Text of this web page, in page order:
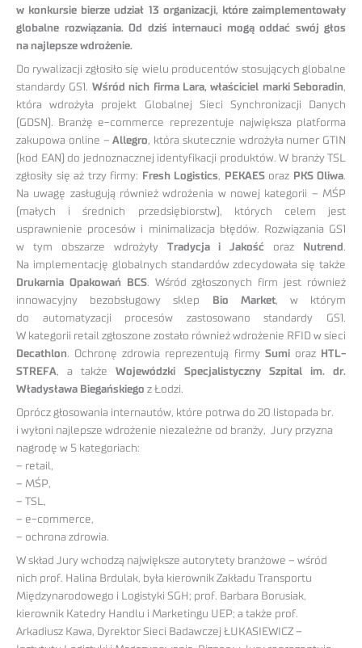
w konkursie bierze udział 13 organizacji, które zaimplementowały
globalne rozwiązania. Od dziś internauci mogą oddać swój głos
na najlepsze wdrożenie.
Do rywalizacji zgłosiło się wielu producentów stosujących globalne
standardy GS1. Wśród nich firma Lara, właściciel marki Seboradin,
która wdrożyła projekt Globalnej Sieci Synchronizacji Danych
(GDSN). Branżę e-commerce reprezentuje największa platforma
zakupowa online –Allegro, która skutecznie wdrożyła numer GTIN
(kod EAN) do jednoznacznej identyfikacji produktów. W branży TSL
zgłosiły się aż trzy firmy: Fresh Logistics, PEKAESoraz PKS Oliwa.
Na uwagę zasługują również wdrożenia w nowej kategorii – MŚP
(małych i średnich przedsiębiorstw), których celem jest
usprawnienie procesów i minimalizacja błędów. Rozwiązania GS1
w tym obszarze wdrożyły Tradycja i Jakość oraz Nutrend .
Na implementację globalnych standardów zdecydowała się także
Drukarnia Opakowań BCS. Wśród zgłoszonych firm jest również
innowacyjny bezobsługowy sklep
Bio Market, w którym
do automatyzacji procesów zastosowano standardy GS1.
W kategorii retail zgłoszone zostało również wdrożenie RFID w sieci
Decathlon. Ochronę zdrowia reprezentują firmy Sumioraz HTL-
STREFA, a takżeWojewódzki Specjalistyczny Szpital im. dr.
Władysława Biegańskiego z Łodzi.
Oprócz głosowania internautów, które potrwa do 20 listopada br.
i wyłoni najlepsze wdrożenie niezależne od branży, Jury przyzna
nagrodę w 5 kategoriach:
– retail,
– MŚP,
– TSL,
– e-commerce,
– ochrona zdrowia.
W skład Jury wchodzą największe autorytety branżowe – wśród
nich prof. Halina Brdulak, była kierownik Zakładu Transportu
Międzynarodowego i Logistyki SGH; prof. Barbara Borusiak,
kierownik Katedry Handlu i Marketingu UEP; a także prof.
Arkadiusz Kawa, Dyrektor Sieci Badawczej ŁUKASIEWICZ –